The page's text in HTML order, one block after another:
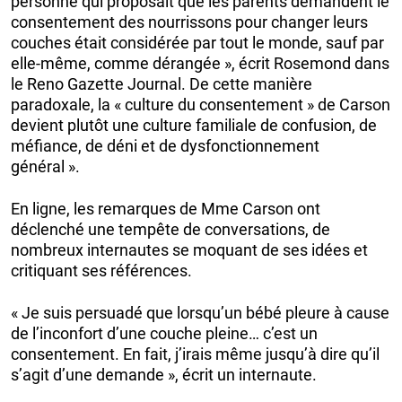
consentement des nourrissons pour changer leurs
couches était considérée par tout le monde, sauf par
elle-même, comme dérangée », écrit Rosemond dans
le Reno Gazette Journal. De cette manière
paradoxale, la « culture du consentement » de Carson
devient plutôt une culture familiale de confusion, de
méfiance, de déni et de dysfonctionnement
général ».
En ligne, les remarques de Mme Carson ont
déclenché une tempête de conversations, de
nombreux internautes se moquant de ses idées et
critiquant ses références.
« Je suis persuadé que lorsqu’un bébé pleure à cause
de l’inconfort d’une couche pleine… c’est un
consentement. En fait, j’irais même jusqu’à dire qu’il
s’agit d’une demande », écrit un internaute.